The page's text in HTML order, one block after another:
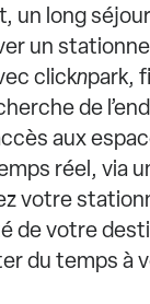
un long
un
clicknpark,
de
aux
réel, via
votre
de votre
du temps à